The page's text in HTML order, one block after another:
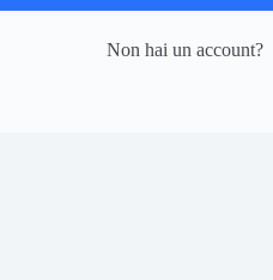
Non hai un account?